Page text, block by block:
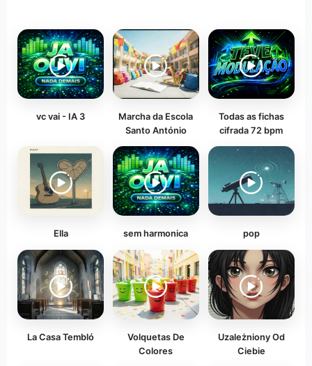
vc vai - IA 3
Marcha da Escola
Santo António
Todas as fichas
cifrada 72 bpm
Ella sem harmonica pop
La Casa Tembló
Volquetas De
Colores
Uzależniony Od
Ciebie